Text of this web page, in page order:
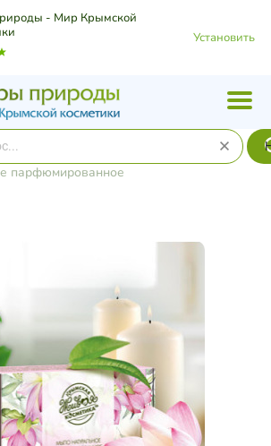
- Мир Крымской
Установить
парфюмированное